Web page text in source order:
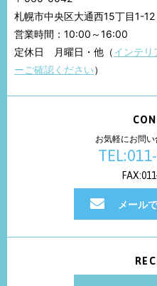
札幌市中央区大通西15丁目1-
営業時間：10:00～16:00
定休日 月曜日・他（インテリ
ーご確認ください）
お気軽にお問い
メール